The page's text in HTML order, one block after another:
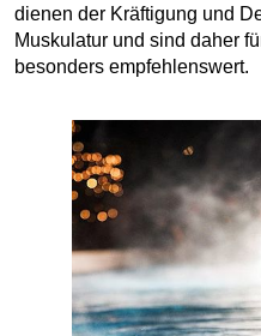
dienen der Kräftigung und
Muskulatur und sind daher
besonders empfehlenswert.